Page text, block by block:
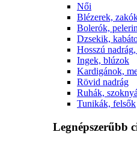
Női
Blézerek,
Bolerók,
Dzsekik,
Hosszú
Ingek, blúzok
Kardigánok,
Rövid nadrág
Ruhák,
Tunikák, felsők
Legnépszerűbb